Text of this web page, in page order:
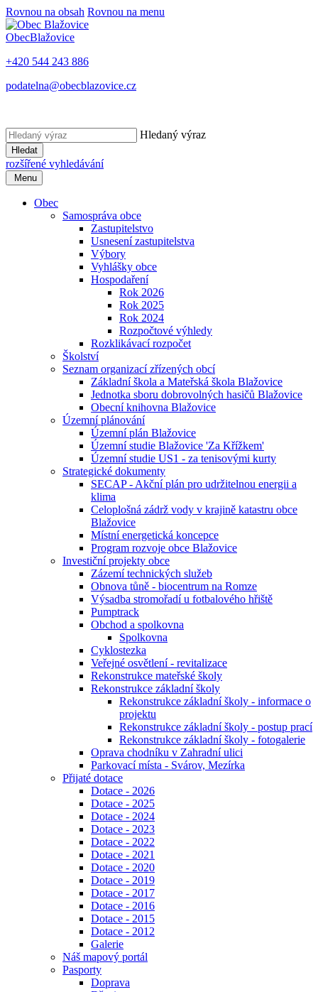
Rovnou na obsah Rovnou na menu
ObecBlažovice
+420 544 243 886
podatelna@obecblazovice.cz
Hledaný výraz
Hledat
rozšířené vyhledávání
Menu
Obec
Samospráva obce
Zastupitelstvo
Usnesení zastupitelstva
Výbory
Vyhlášky obce
Hospodaření
Rok 2026
Rok 2025
Rok 2024
Rozpočtové výhledy
Rozklikávací rozpočet
Školství
Seznam organizací zřízených obcí
Základní škola a Mateřská škola Blažovice
Jednotka sboru dobrovolných hasičů Blažovice
Obecní knihovna Blažovice
Územní plánování
Územní plán Blažovice
Územní studie Blažovice 'Za Křížkem'
Územní studie US1 - za tenisovými kurty
Strategické dokumenty
SECAP - Akční plán pro udržitelnou energii a
klima
Celoplošná zádrž vody v krajině katastru obce
Blažovice
Místní energetická koncepce
Program rozvoje obce Blažovice
Investiční projekty obce
Zázemí technických služeb
Obnova tůně - biocentrum na Romze
Výsadba stromořadí u fotbalového hřiště
Pumptrack
Obchod a spolkovna
Spolkovna
Cyklostezka
Veřejné osvětlení - revitalizace
Rekonstrukce mateřské školy
Rekonstrukce základní školy
Rekonstrukce základní školy - informace o
projektu
Rekonstrukce základní školy - postup prací
Rekonstrukce základní školy - fotogalerie
Oprava chodníku v Zahradní ulici
Parkovací místa - Svárov, Mezírka
Přijaté dotace
Dotace - 2026
Dotace - 2025
Dotace - 2024
Dotace - 2023
Dotace - 2022
Dotace - 2021
Dotace - 2020
Dotace - 2019
Dotace - 2017
Dotace - 2016
Dotace - 2015
Dotace - 2012
Galerie
Náš mapový portál
Pasporty
Doprava